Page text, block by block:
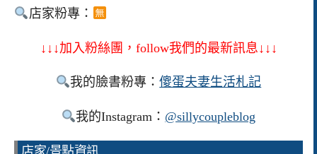
店家粉專：
↓↓↓加入粉絲團，follow我們的最新訊息↓↓↓
我的臉書粉專：傻蛋夫妻生活札記
我的Instagram： @sillycoupleblog
店家/景點資訊